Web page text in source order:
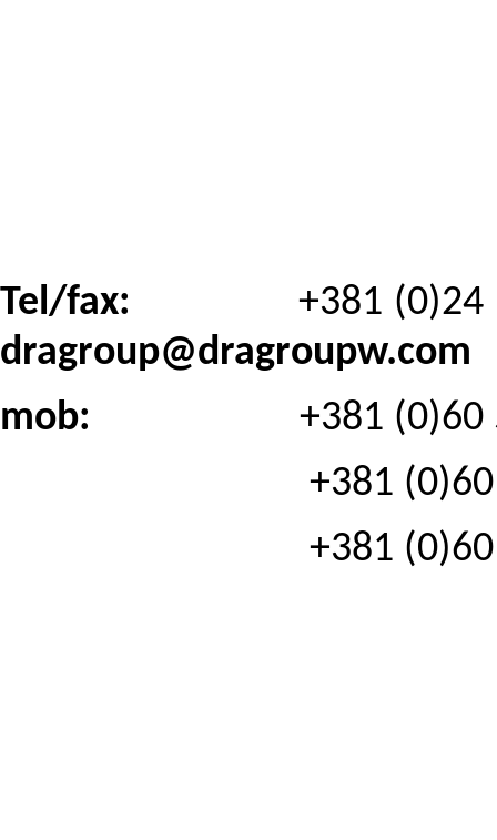
Tel/fax: +381
dragroup@dragroupw.com
mob: +381 (0)60
+381 (0)60 533
+381 (0)60 533